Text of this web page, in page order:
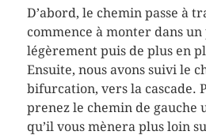
D’abord, le chemin passe à
commence à monter dans
légèrement puis de plus en
Ensuite, nous avons suivi le
bifurcation, vers la cascade.
prenez le chemin de gauche
qu’il vous mènera plus loin